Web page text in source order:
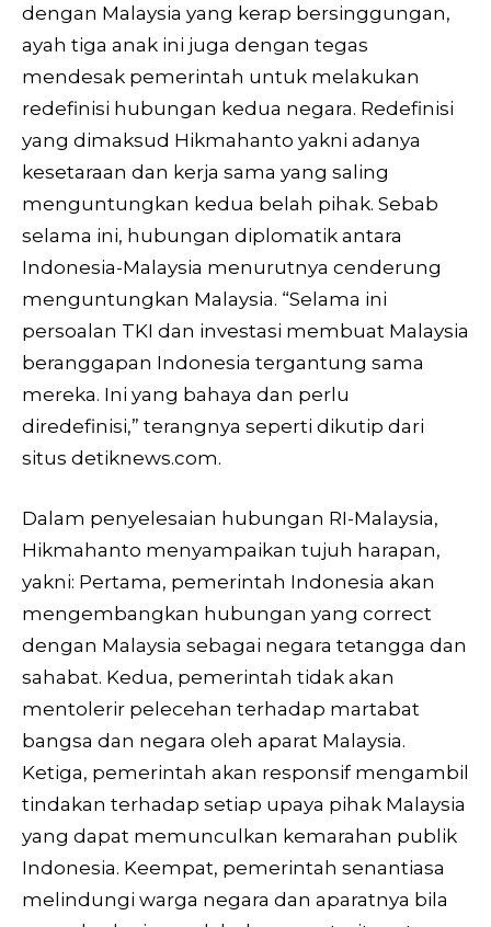
dengan Malaysia yang kerap bersinggungan,
ayah tiga anak ini juga dengan tegas
mendesak pemerintah untuk melakukan
redefinisi hubungan kedua negara. Redefinisi
yang dimaksud Hikmahanto yakni adanya
kesetaraan dan kerja sama yang saling
menguntungkan kedua belah pihak. Sebab
selama ini, hubungan diplomatik antara
Indonesia-Malaysia menurutnya cenderung
menguntungkan Malaysia. “Selama ini
persoalan TKI dan investasi membuat Malaysia
beranggapan Indonesia tergantung sama
mereka. Ini yang bahaya dan perlu
diredefinisi,” terangnya seperti dikutip dari
situs detiknews.com.
Dalam penyelesaian hubungan RI-Malaysia,
Hikmahanto menyampaikan tujuh harapan,
yakni: Pertama, pemerintah Indonesia akan
mengembangkan hubungan yang correct
dengan Malaysia sebagai negara tetangga dan
sahabat. Kedua, pemerintah tidak akan
mentolerir pelecehan terhadap martabat
bangsa dan negara oleh aparat Malaysia.
Ketiga, pemerintah akan responsif mengambil
tindakan terhadap setiap upaya pihak Malaysia
yang dapat memunculkan kemarahan publik
Indonesia. Keempat, pemerintah senantiasa
melindungi warga negara dan aparatnya bila